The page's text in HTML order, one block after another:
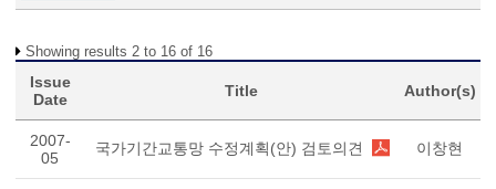
Showing results 2 to 16 of 16
Issue
Date
Title Author(s)
2007-
05
국가기간교통망 수정계획(안) 검토의견 이창현